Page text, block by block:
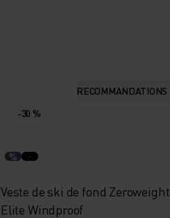
RECOMMANDATIONS
-30 %
%
Veste de ski de fond Zeroweight
Elite Windproof